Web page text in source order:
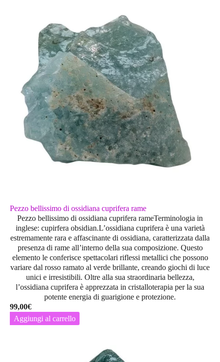
Pezzo bellissimo di ossidiana cuprifera rame
Pezzo bellissimo di ossidiana cuprifera rameTerminologia in
inglese: cupirfera obsidian.L’ossidiana cuprifera è una varietà
estremamente rara e affascinante di ossidiana, caratterizzata dalla
presenza di rameall’interno della sua composizione. Questo
elemento le conferisce spettacolari riflessi metallici che possono
variare dal rosso ramato al verde brillante, creando giochi di luce
unici e irresistibili. Oltre alla sua straordinaria bellezza,
l’ossidiana cuprifera è apprezzata in cristalloterapia per la sua
potente energia di guarigione e protezione.
99,00€
Aggiungi al carrello